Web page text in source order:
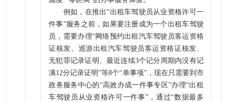
例如，在推出“出租车驾驶员从业资格许可一
件事”服务之前，如果要注册成为一个出租车驾驶
员，需要办理“网络预约出租汽车驾驶员客运资格
证核发、巡游出租汽车驾驶员客运资格证核发、
无犯罪记录证明、最近连续3个记分周期内没有记
满12分记录证明”等8个“单事项”，现在只需要到市
政务服务中心的“高效办成一件事专区”办理“出租
车驾驶员从业资格许可一件事”，通过“数据最多